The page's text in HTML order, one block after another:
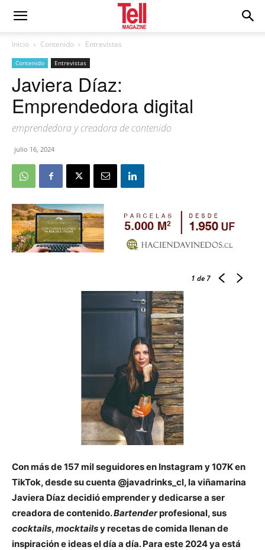
Inicio Contenido Entrevistas
Contenido Entrevistas
Javiera Díaz:
Emprendedora digital
emprendedora y creadora de contenido
julio 16, 2024
1 de 7
Con más de 157 mil seguidores en Instagram y 107K en
TikTok, desde su cuenta @javadrinks_cl, la viñamarina
Javiera Díaz decidió emprender y dedicarse a ser
creadora de contenido.Bartenderprofesional, sus
cocktails,mocktailsy recetas de comida llenan de
inspiración e ideas el día a día. Para este 2024 ya está